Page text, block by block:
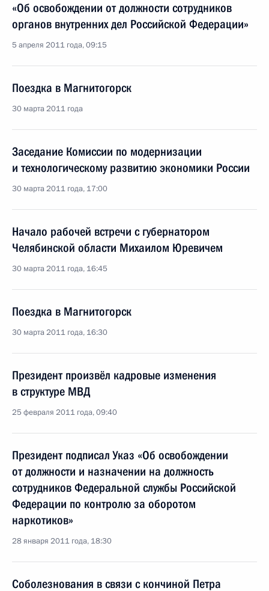
«Об освобождении от должности сотрудников
органов внутренних дел Российской Федерации»
5 апреля 2011 года, 09:15
Поездка в Магнитогорск
30 марта 2011 года
Заседание Комиссии по модернизации
и технологическому развитию экономики России
30 марта 2011 года, 17:00
Начало рабочей встречи с губернатором
Челябинской области Михаилом Юревичем
30 марта 2011 года, 16:45
Поездка в Магнитогорск
30 марта 2011 года, 16:30
Президент произвёл кадровые изменения
в структуре МВД
25 февраля 2011 года, 09:40
Президент подписал Указ «Об освобождении
от должности и назначении на должность
сотрудников Федеральной службы Российской
Федерации по контролю за оборотом
наркотиков»
28 января 2011 года, 18:30
Соболезнования в связи с кончиной Петра